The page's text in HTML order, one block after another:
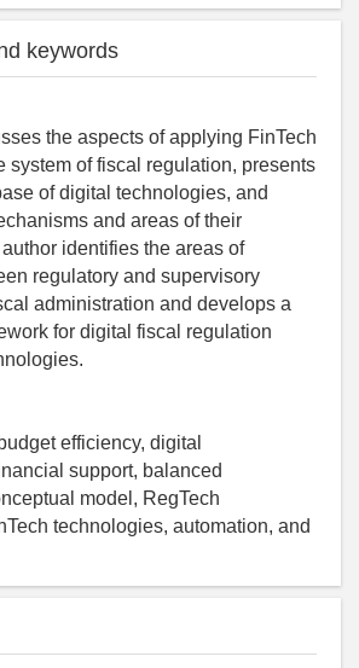
keywords
the aspects of applying FinTech
system of fiscal regulation, presents
of digital technologies, and
and areas of their
identifies the areas of
regulatory and supervisory
administration and develops a
for digital fiscal regulation
efficiency, digital
support, balanced
model, RegTech
technologies, automation, and